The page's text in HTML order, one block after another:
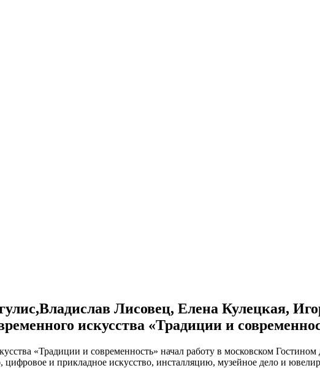
Лисовец, Елена Кулецкая,
искусства «Традиции и
«Традиции и современность» начал работу в московском
и прикладное искусство, инсталляцию, музейное дело и